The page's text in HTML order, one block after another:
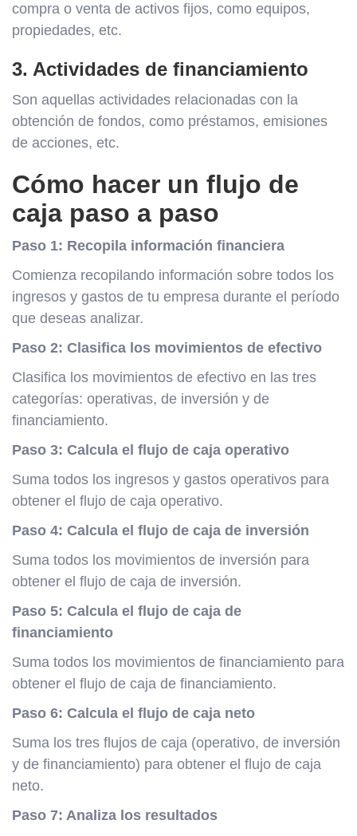
compra o venta de activos fijos, como equipos,
propiedades, etc.
3. Actividades de financiamiento
Son aquellas actividades relacionadas con la
obtención de fondos, como préstamos, emisiones
de acciones, etc.
Cómo hacer un flujo de
caja paso a paso
Paso 1: Recopila información financiera
Comienza recopilando información sobre todos los
ingresos y gastos de tu empresa durante el período
que deseas analizar.
Paso 2: Clasifica los movimientos de efectivo
Clasifica los movimientos de efectivo en las tres
categorías: operativas, de inversión y de
financiamiento.
Paso 3: Calcula el flujo de caja operativo
Suma todos los ingresos y gastos operativos para
obtener el flujo de caja operativo.
Paso 4: Calcula el flujo de caja de inversión
Suma todos los movimientos de inversión para
obtener el flujo de caja de inversión.
Paso 5: Calcula el flujo de caja de
financiamiento
Suma todos los movimientos de financiamiento para
obtener el flujo de caja de financiamiento.
Paso 6: Calcula el flujo de caja neto
Suma los tres flujos de caja (operativo, de inversión
y de financiamiento) para obtener el flujo de caja
neto.
Paso 7: Analiza los resultados